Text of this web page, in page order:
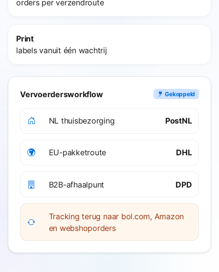
orders per verzendroute
Print
labels vanuit één wachtrij
Vervoerdersworkflow Gekoppeld
NL thuisbezorging PostNL
EU-pakketroute DHL
B2B-afhaalpunt DPD
Tracking terug naar bol.com, Amazon
en webshoporders